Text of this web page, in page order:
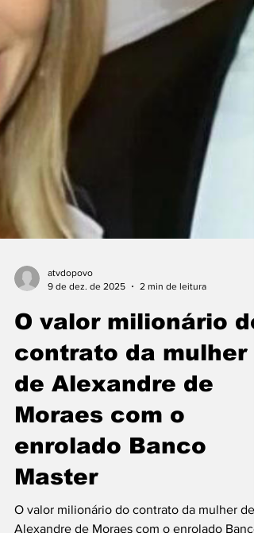
atvdopovo
9 de dez. de 2025
2 min de leitura
O valor milionário do
contrato da mulher
de Alexandre de
Moraes com o
enrolado Banco
Master